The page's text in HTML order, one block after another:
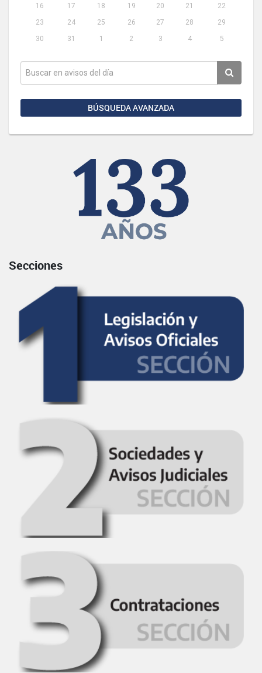
16
17 18 19 20 21
22
23
24 25 26 27 28
29
30
31 1 2 3 4 5
BÚSQUEDA AVANZADA
Secciones